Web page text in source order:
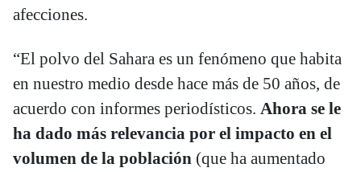
afecciones.
“El polvo del Sahara es un fenómeno que habita
en nuestro medio desde hace más de 50 años, de
acuerdo con informes periodísticos. Ahora se le
ha dado más relevancia por el impacto en el
volumen de la población (que ha aumentado